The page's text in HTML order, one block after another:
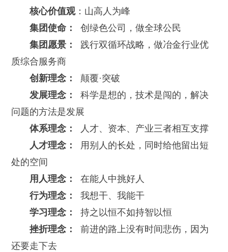
核心价值观：山高人为峰
集团使命：创绿色公司，做全球公民
集团愿景： 践行双循环战略，做冶金行业优
质综合服务商
创新理念：颠覆·突破
发展理念：科学是想的，技术是闯的，解决
问题的方法是发展
体系理念：
人才、资本、产业三者相互支撑
人才理念： 用别人的长处，同时给他留出短
处的空间
用人理念：在能人中挑好人
行为理念：我想干、我能干
学习理念：持之以恒不如持智以恒
挫折理念：前进的路上没有时间悲伤，因为
还要走下去